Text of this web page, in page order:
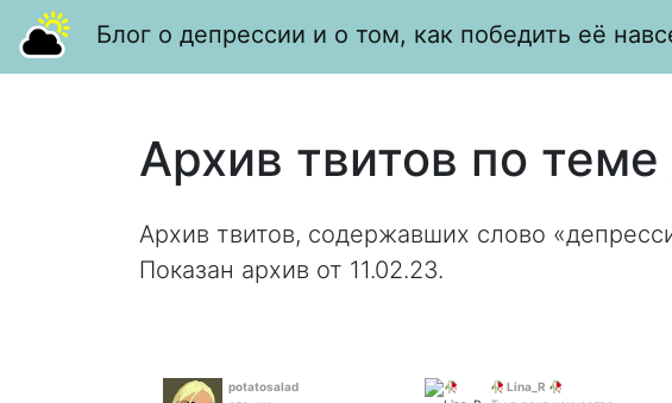
Блог о депрессии и о том, как победить её
Архив твитов по
Архив твитов, содержавших слово
Показан архив от 11.02.23.
potatosalad
🥀 Lina_R 🥀